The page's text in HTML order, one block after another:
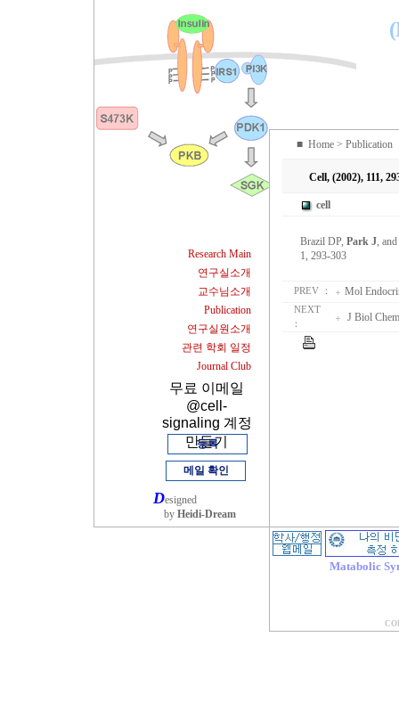
Research Main
연구실소개
교수님소개
Publication
연구실원소개
관련 학회 일정
Journal Club
무료 이메일
@cell-
signaling 계정
만들기
등록
메일 확인
Designed
by Heidi-Dream
■ Home > Publication
Cell, (2002), 111,
cell
Brazil DP, Park J,
1, 293-303
PREV ： Mol
NEXT
：
J Biol
Matabolic